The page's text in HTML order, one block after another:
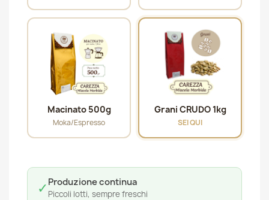
Macinato 500g
Moka/Espresso
Grani CRUDO 1kg
SEI QUI
✓ Produzione continua
Piccoli lotti, sempre freschi